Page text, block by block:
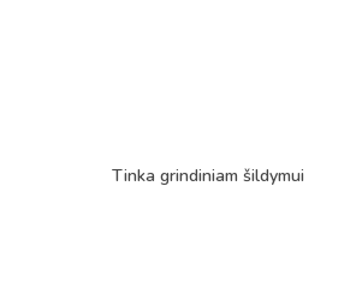
Tinka grindiniam šildymui